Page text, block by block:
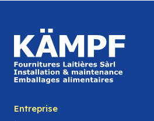
Entreprise